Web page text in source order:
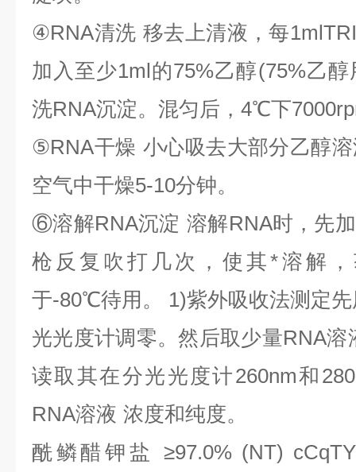
④RNA清洗 移去上清液，每
加入至少1ml的75%乙醇(75%乙醇
洗RNA沉淀。混匀后， 4℃下
⑤RNA干燥 小心吸去大部分乙醇
空气中干燥5-10分钟。
⑥溶解RNA沉淀 溶解RNA时，先
枪反复吹打几次，使其*溶解
于-80℃待用。 1)紫外吸收法测定
光光度计调零。然后取少量RNA溶
读取其在分光光度计260nm和
RNA溶液 浓度和纯度。
酰鳞醋钾盐
≥97.0% (NT)